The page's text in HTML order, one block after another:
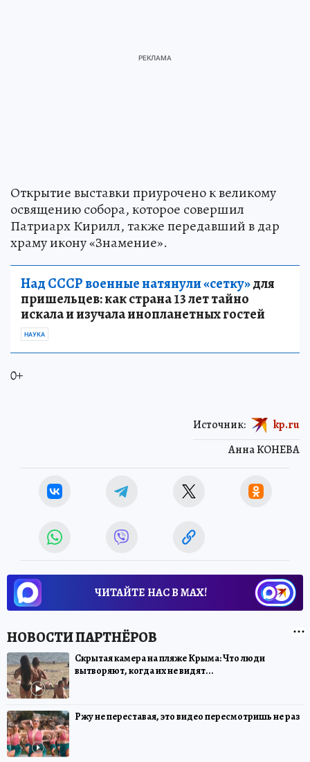
Открытие выставки приурочено к великому
освящению собора, которое совершил
Патриарх Кирилл, также передавший в дар
храму икону «Знамение».
Над СССР военные натянули «сетку»для
пришельцев: как страна 13 лет тайно
искала и изучала инопланетных гостей
НАУКА
0+
Анна КОНЕВА
Источник: kp.ru
ЧИТАЙТЕ НАС В МАХ!
Скрытая камера на пляже Крыма: Что люди
вытворяют, когда их не видят...
Ржу не переставая, это видео пересмотришь не раз